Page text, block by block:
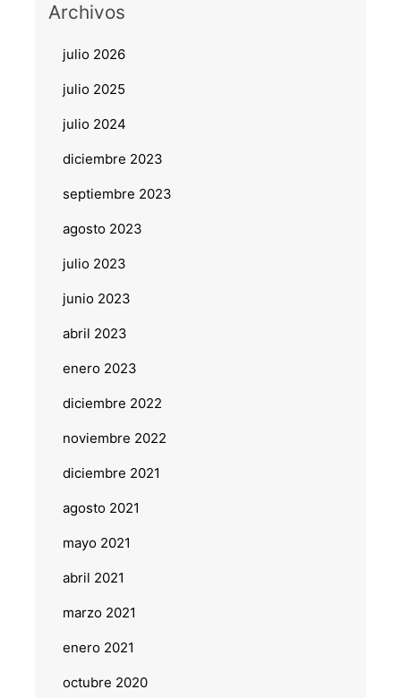
Archivos
julio 2026
julio 2025
julio 2024
diciembre 2023
septiembre 2023
agosto 2023
julio 2023
junio 2023
abril 2023
enero 2023
diciembre 2022
noviembre 2022
diciembre 2021
agosto 2021
mayo 2021
abril 2021
marzo 2021
enero 2021
octubre 2020